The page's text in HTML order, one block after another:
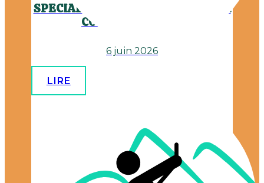
SPECIALE ENFANTS INSCRITS AUX
COURS après-midi
6 juin 2026
LIRE